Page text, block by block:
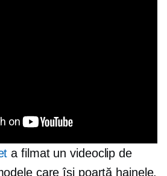
a filmat un videoclip de
care își poartă hainele.